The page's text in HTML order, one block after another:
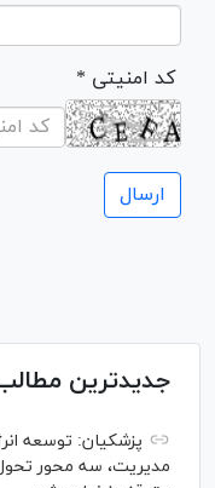
* کد امنیتی
جدیدترین
پزشکیان: توسعه
مدیریت، سه محور